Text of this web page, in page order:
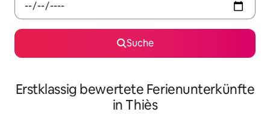
Suche
Erstklassig bewertete Ferienunterkünfte
in Thiès